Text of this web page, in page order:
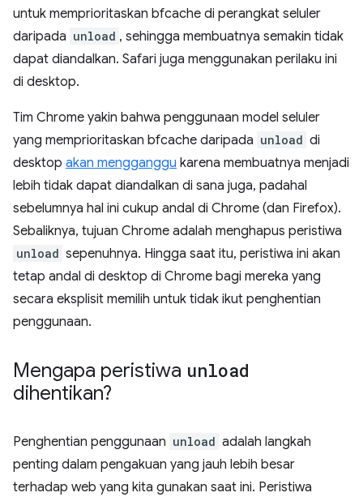
untuk memprioritaskan bfcache di perangkat seluler
daripada unload , sehingga membuatnya semakin tidak
dapat diandalkan. Safari juga menggunakan perilaku ini
di desktop.
Tim Chrome yakin bahwa penggunaan model seluler
yang memprioritaskan bfcache daripada unload di
desktop akan mengganggu karena membuatnya menjadi
lebih tidak dapat diandalkan di sana juga, padahal
sebelumnya hal ini cukup andal di Chrome (dan Firefox).
Sebaliknya, tujuan Chrome adalah menghapus peristiwa
unload sepenuhnya. Hingga saat itu, peristiwa ini akan
tetap andal di desktop di Chrome bagi mereka yang
secara eksplisit memilih untuk tidak ikut penghentian
penggunaan.
Mengapa peristiwa unload
dihentikan?
Penghentian penggunaan unload adalah langkah
penting dalam pengakuan yang jauh lebih besar
terhadap web yang kita gunakan saat ini. Peristiwa